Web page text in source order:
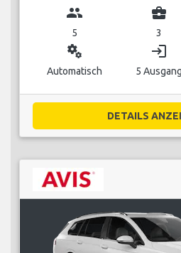
group
5
business_center
3
miscellaneous_services
Automatisch
login
5 Ausgang
DETAILS